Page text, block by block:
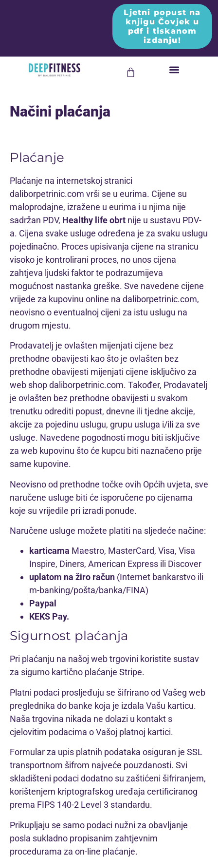
Ljetni popust na
knjigu Čovjek u
pdf i tiskanom
izdanju!
Načini plaćanja
Plaćanje
Plaćanje na internetskoj stranici
daliborpetrinic.com vrši se u eurima. Cijene su
maloprodajne, izražene u eurima i u njima nije
sadržan PDV, Healthy life obrt nije u sustavu PDV-
a. Cijena svake usluge određena je za svaku uslugu
pojedinačno. Proces upisivanja cijene na stranicu
visoko je kontrolirani proces, no unos cijena
zahtjeva ljudski faktor te podrazumijeva
mogućnost nastanka greške. Sve navedene cijene
vrijede za kupovinu online na daliborpetrinic.com,
neovisno o eventualnoj cijeni za istu uslugu na
drugom mjestu.
Prodavatelj je ovlašten mijenjati cijene bez
prethodne obavijesti kao što je ovlašten bez
prethodne obavijesti mijenjati cijene isključivo za
web shop daliborpetrinic.com. Također, Prodavatelj
je ovlašten bez prethodne obavijesti u svakom
trenutku odrediti popust, dnevne ili tjedne akcije,
akcije za pojedinu uslugu, grupu usluga i/ili za sve
usluge. Navedene pogodnosti mogu biti isključive
za web kupovinu što će kupcu biti naznačeno prije
same kupovine.
Neovisno od prethodne točke ovih Općih uvjeta, sve
naručene usluge biti će isporučene po cijenama
koje su vrijedile pri izradi ponude.
Naručene usluge možete platiti na sljedeće načine:
karticama Maestro, MasterCard, Visa, Visa
Inspire, Diners, American Express ili Discover
uplatom na žiro račun (Internet bankarstvo ili
m-banking/pošta/banka/FINA)
Paypal
KEKS Pay.
Sigurnost plaćanja
Pri plaćanju na našoj web trgovini koristite sustav
za sigurno kartično plaćanje Stripe.
Platni podaci prosljeđuju se šifrirano od Vašeg web
preglednika do banke koja je izdala Vašu karticu.
Naša trgovina nikada ne dolazi u kontakt s
cjelovitim podacima o Vašoj platnoj kartici.
Formular za upis platnih podataka osiguran je SSL
transportnom šifrom najveće pouzdanosti. Svi
skladišteni podaci dodatno su zaštićeni šifriranjem,
korištenjem kriptografskog uređaja certificiranog
prema FIPS 140-2 Level 3 standardu.
Prikupljaju se samo podaci nužni za obavljanje
posla sukladno propisanim zahtjevnim
procedurama za on-line plaćanje.